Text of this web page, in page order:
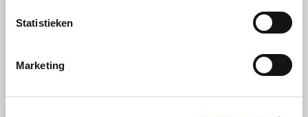
Statistieken
Marketing